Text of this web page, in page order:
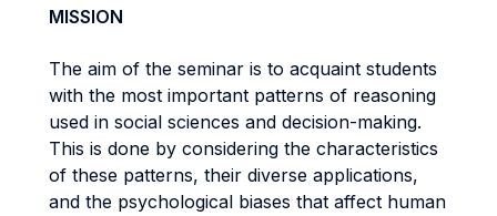
MISSION
The aim of the seminar is to acquaint students
with the most important patterns of reasoning
used in social sciences and decision-making.
This is done by considering the characteristics
of these patterns, their diverse applications,
and the psychological biases that affect human